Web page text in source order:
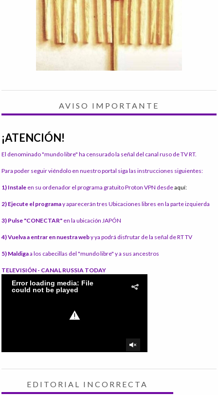
AVISO IMPORTANTE
¡ATENCIÓN!
El denominado "mundo libre" ha censurado la señal del canal ruso de TV RT.
Para poder seguir viéndolo en nuestro portal siga las instrucciones siguientes:
1) Instale en su ordenador el programa gratuito Proton VPN desdeaquí:
2) Ejecute el programay aparecerán tres Ubicaciones libres en la parte izquierda
3) Pulse "CONECTAR" en la ubicación JAPÓN
4) Vuelva a entrar en nuestra weby ya podrá disfrutar de la señal de RT TV
5) Maldigaa los cabecillas del "mundo libre" y a sus ancestros
TELEVISIÓN - CANAL RUSSIA TODAY
EDITORIAL INCORRECTA